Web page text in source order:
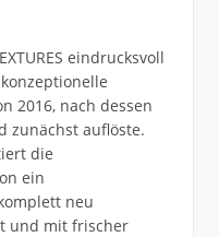
eindrucksvoll
2016, nach dessen
zunächst auflöste.
die
ein
neu
und mit frischer